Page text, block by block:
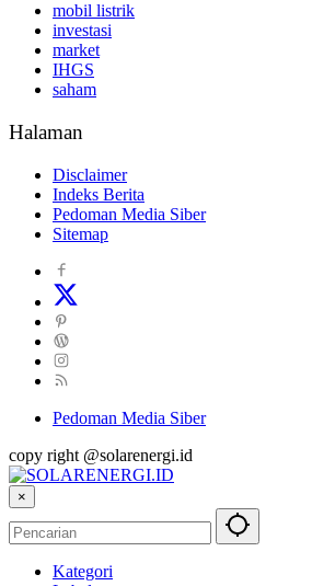
mobil listrik
investasi
market
IHGS
saham
Halaman
Disclaimer
Indeks Berita
Pedoman Media Siber
Sitemap
Pedoman Media Siber
copy right @solarenergi.id
×
Kategori